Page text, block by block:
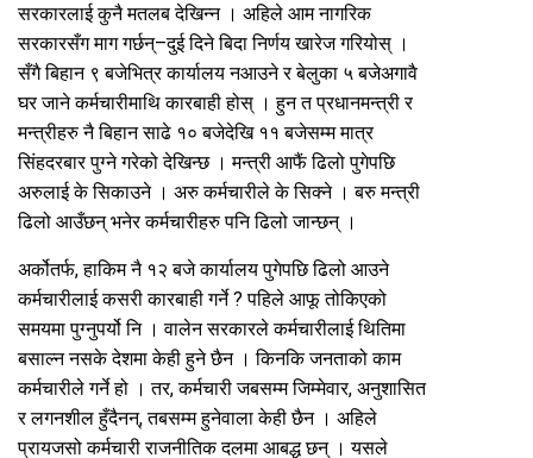
सरकारलाई कुनै मतलब देखिन्न । अहिले आम नागरिक
सरकारसँग माग गर्छन्–दुई दिने बिदा निर्णय खारेज गरियोस् ।
सँगै बिहान ९ बजेभित्र कार्यालय नआउने र बेलुका ५ बजेअगावै
घर जाने कर्मचारीमाथि कारबाही होस् । हुन त प्रधानमन्त्री र
मन्त्रीहरु नै बिहान साढे १० बजेदेखि ११ बजेसम्म मात्र
सिंहदरबार पुग्ने गरेको देखिन्छ । मन्त्री आफैं ढिलो पुगेपछि
अरुलाई के सिकाउने । अरु कर्मचारीले के सिक्ने । बरु मन्त्री
ढिलो आउँछन् भनेर कर्मचारीहरु पनि ढिलो जान्छन् ।
अर्कोतर्फ, हाकिम नै १२ बजे कार्यालय पुगेपछि ढिलो आउने
कर्मचारीलाई कसरी कारबाही गर्ने ? पहिले आफू तोकिएको
समयमा पुग्नुपर्यो नि । वालेन सरकारले कर्मचारीलाई थितिमा
बसाल्न नसके देशमा केही हुने छैन । किनकि जनताको काम
कर्मचारीले गर्ने हो । तर, कर्मचारी जबसम्म जिम्मेवार, अनुशासित
र लगनशील हुँदैनन्, तबसम्म हुनेवाला केही छैन । अहिले
प्रायजसो कर्मचारी राजनीतिक दलमा आबद्ध छन् । यसले